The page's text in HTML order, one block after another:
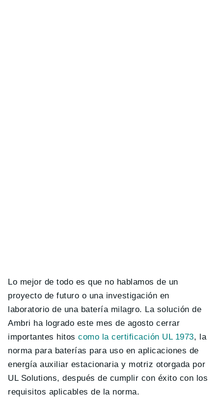
Lo mejor de todo es que no hablamos de un
proyecto de futuro o una investigación en
laboratorio de una batería milagro. La solución de
Ambri ha logrado este mes de agosto cerrar
importantes hitoscomo la certificación UL 1973, la
norma para baterías para uso en aplicaciones de
energía auxiliar estacionaria y motriz otorgada por
UL Solutions, después de cumplir con éxito con los
requisitos aplicables de la norma.